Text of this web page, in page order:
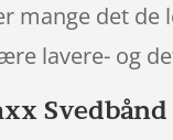
mange det de
lavere- og